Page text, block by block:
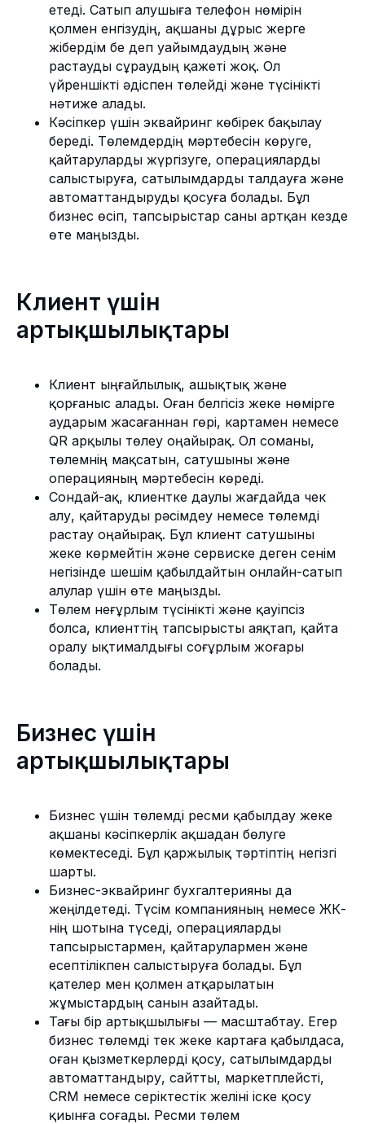
етеді. Сатып алушыға телефон нөмірін
қолмен енгізудің, ақшаны дұрыс жерге
жібердім бе деп уайымдаудың және
растауды сұраудың қажеті жоқ. Ол
үйреншікті әдіспен төлейді және түсінікті
нәтиже алады.
Кәсіпкер үшін эквайринг көбірек бақылау
береді. Төлемдердің мәртебесін көруге,
қайтаруларды жүргізуге, операцияларды
салыстыруға, сатылымдарды талдауға және
автоматтандыруды қосуға болады. Бұл
бизнес өсіп, тапсырыстар саны артқан кезде
өте маңызды.
Клиент үшін
артықшылықтары
Клиент ыңғайлылық, ашықтық және
қорғаныс алады. Оған белгісіз жеке нөмірге
аударым жасағаннан гөрі, картамен немесе
QR арқылы төлеу оңайырақ. Ол соманы,
төлемнің мақсатын, сатушыны және
операцияның мәртебесін көреді.
Сондай-ақ, клиентке даулы жағдайда чек
алу, қайтаруды рәсімдеу немесе төлемді
растау оңайырақ. Бұл клиент сатушыны
жеке көрмейтін және сервиске деген сенім
негізінде шешім қабылдайтын онлайн-сатып
алулар үшін өте маңызды.
Төлем неғұрлым түсінікті және қауіпсіз
болса, клиенттің тапсырысты аяқтап, қайта
оралу ықтималдығы соғұрлым жоғары
болады.
Бизнес үшін
артықшылықтары
Бизнес үшін төлемді ресми қабылдау жеке
ақшаны кәсіпкерлік ақшадан бөлуге
көмектеседі. Бұл қаржылық тәртіптің негізгі
шарты.
Бизнес-эквайринг бухгалтерияны да
жеңілдетеді. Түсім компанияның немесе ЖК-
нің шотына түседі, операцияларды
тапсырыстармен, қайтарулармен және
есептілікпен салыстыруға болады. Бұл
қателер мен қолмен атқарылатын
жұмыстардың санын азайтады.
Тағы бір артықшылығы — масштабтау. Егер
бизнес төлемді тек жеке картаға қабылдаса,
оған қызметкерлерді қосу, сатылымдарды
автоматтандыру, сайтты, маркетплейсті,
CRM немесе серіктестік желіні іске қосу
қиынға соғады. Ресми төлем